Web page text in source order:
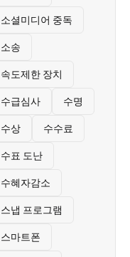
소셜미디어 중독
소송
속도제한 장치
수급심사 수명
수상 수수료
수표 도난
수혜자감소
스냅 프로그램
스마트폰